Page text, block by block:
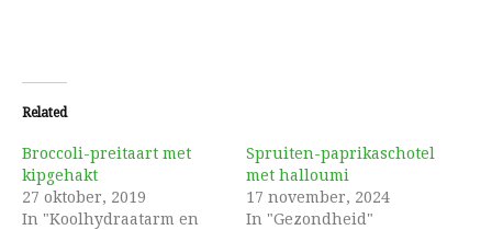
Related
Broccoli-preitaart met
kipgehakt
27 oktober, 2019
In "Koolhydraatarm en
Spruiten-paprikaschotel
met halloumi
17 november, 2024
In "Gezondheid"